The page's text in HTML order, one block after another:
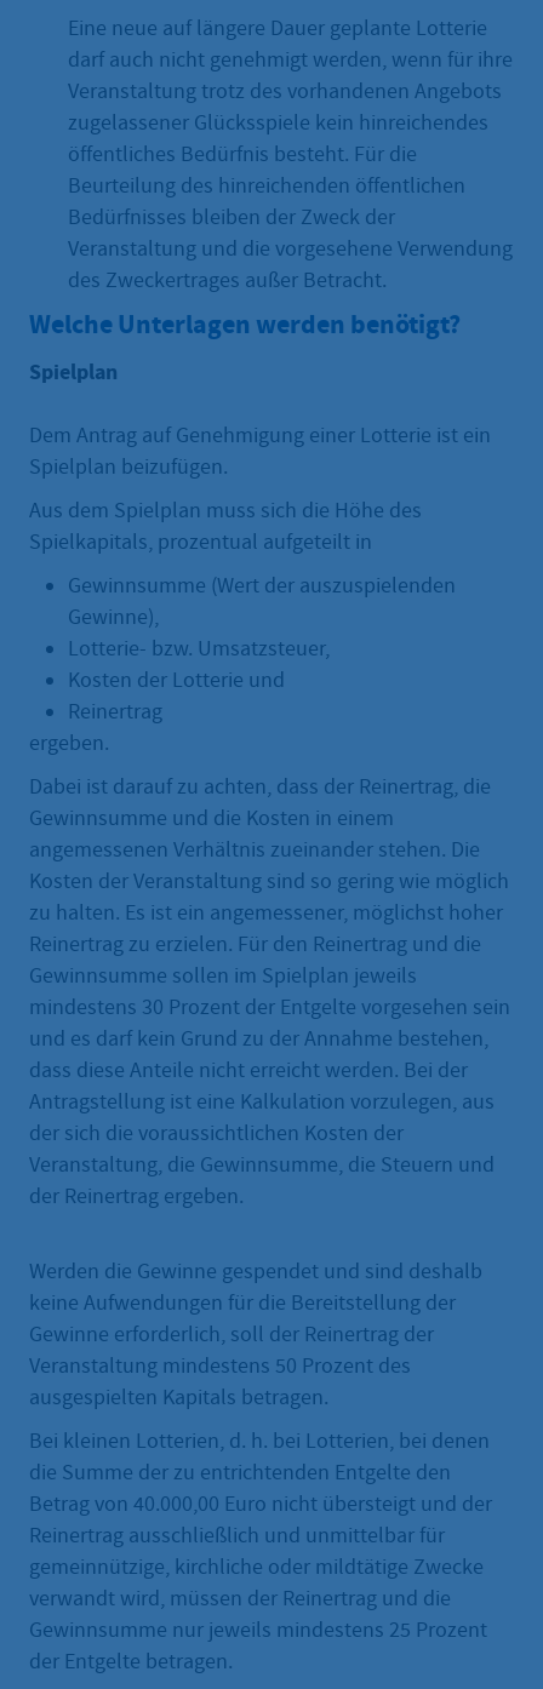
Eine neue auf längere Dauer geplante Lotterie
darf auch nicht genehmigt werden, wenn für ihre
Veranstaltung trotz des vorhandenen Angebots
zugelassener Glücksspiele kein hinreichendes
öffentliches Bedürfnis besteht. Für die
Beurteilung des hinreichenden öffentlichen
Bedürfnisses bleiben der Zweck der
Veranstaltung und die vorgesehene Verwendung
des Zweckertrages außer Betracht.
Welche Unterlagen werden benötigt?
Spielplan
Dem Antrag auf Genehmigung einer Lotterie ist ein
Spielplan beizufügen.
Aus dem Spielplan muss sich die Höhe des
Spielkapitals, prozentual aufgeteilt in
Gewinnsumme (Wert der auszuspielenden
Gewinne),
Lotterie- bzw. Umsatzsteuer,
Kosten der Lotterie und
Reinertrag
ergeben.
Dabei ist darauf zu achten, dass der Reinertrag, die
Gewinnsumme und die Kosten in einem
angemessenen Verhältnis zueinander stehen. Die
Kosten der Veranstaltung sind so gering wie möglich
zu halten. Es ist ein angemessener, möglichst hoher
Reinertrag zu erzielen. Für den Reinertrag und die
Gewinnsumme sollen im Spielplan jeweils
mindestens 30 Prozent der Entgelte vorgesehen sein
und es darf kein Grund zu der Annahme bestehen,
dass diese Anteile nicht erreicht werden. Bei der
Antragstellung ist eine Kalkulation vorzulegen, aus
der sich die voraussichtlichen Kosten der
Veranstaltung, die Gewinnsumme, die Steuern und
der Reinertrag ergeben.
Werden die Gewinne gespendet und sind deshalb
keine Aufwendungen für die Bereitstellung der
Gewinne erforderlich, soll der Reinertrag der
Veranstaltung mindestens 50 Prozent des
ausgespielten Kapitals betragen.
Bei kleinen Lotterien, d. h. bei Lotterien, bei denen
die Summe der zu entrichtenden Entgelte den
Betrag von 40.000,00 Euro nicht übersteigt und der
Reinertrag ausschließlich und unmittelbar für
gemeinnützige, kirchliche oder mildtätige Zwecke
verwandt wird, müssen der Reinertrag und die
Gewinnsumme nur jeweils mindestens 25 Prozent
der Entgelte betragen.